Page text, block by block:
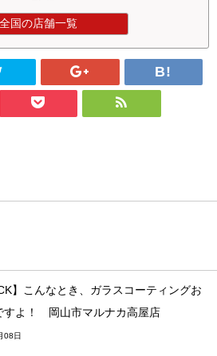
全国の店舗一覧
】こんなとき、ガラスコーティングお
すよ！ 岡山市マルナカ高屋店
08日